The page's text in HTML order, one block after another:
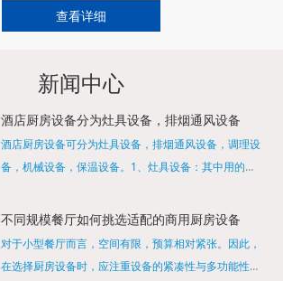
查看详细
新闻中心
酒店厨房设备分为灶具设备，排烟通风设备
酒店厨房设备可分为灶具设备，排烟通风设备，调理设
备，机械设备，保温设备。1、灶具设备：其中用的较
缺少的，经过相关检测证明的合格设备才能进行使用，
不同规模餐厅如何挑选适配的商用厨房设备
对于小型餐厅而言，空间有限，预算相对紧张。因此，
在选择厨房设备时，应注重设备的紧凑性与多功能性。